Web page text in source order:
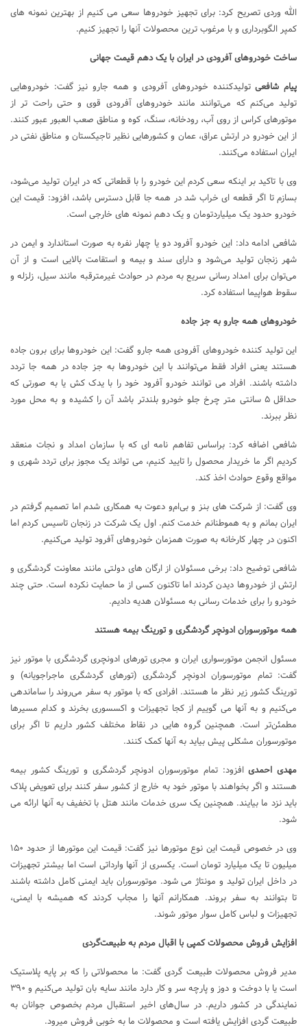
الله وردی تصریح کرد: برای تجهیز خودروها سعی می کنیم از بهترین نمونه های
کمپر الگوبرداری و با مرغوب ترین محصولات آنها را تجهیز کنیم.
ساخت خودروهای آفرودی در ایران با یک دهم قیمت جهانی
پیام شافعیتولیدکننده خودروهای آفرودی و همه جارو نیز گفت: خودروهایی
تولید می‌کنم که می‌توانند مانند خودروهای آفرودی قوی و حتی راحت تر از
موتورهای کراس از روی آب، رودخانه، سنگ، کوه و مناطق صعب العبور عبور کنند.
از این خودرو در ارتش عراق، عمان و کشورهایی نظیر تاجیکستان و مناطق نفتی در
ایران استفاده می‌کنند.
وی با تاکید بر اینکه سعی کردم این خودرو را با قطعاتی که در ایران تولید می‌شود،
بسازم تا اگر قطعه ای خراب شد در همه جا قابل دسترس باشد، افزود: قیمت این
خودرو حدود یک میلیاردتومان و یک دهم نمونه های خارجی است.
شافعی ادامه داد: این خودرو آفرود دو یا چهار نفره به صورت استاندارد و ایمن در
شهر زنجان تولید می‌شود و دارای سند و بیمه و استقامت بالایی است و از آن
می‌توان برای امداد رسانی سریع به مردم در حوادث غیرمترقبه مانند سیل، زلزله و
سقوط هواپیما استفاده کرد.
خودروهای همه جارو به جز جاده
این تولید کننده خودروهای آفرودی همه جارو گفت: این خودروها برای برون جاده
هستند یعنی افراد فقط می‌توانند با این خودروها به جز جاده در همه جا تردد
داشته باشند. افراد می توانند خودرو آفرود خود را با یدک کش یا به صورتی که
حداقل ۵ سانتی متر چرخ جلو خودرو بلندتر باشد آن را کشیده و به محل مورد
نظر ببرند.
شافعی اضافه کرد: براساس تفاهم نامه ای که با سازمان امداد و نجات منعقد
کردیم اگر ما خریدار محصول را تایید کنیم، می تواند یک مجوز برای تردد شهری و
مواقع وقوع حوادث اخذ کند.
وی گفت: از شرکت های بنز و بی‌ام‌و دعوت به همکاری شدم اما تصمیم گرفتم در
ایران بمانم و به هموطنانم خدمت کنم. اول یک شرکت در زنجان تاسیس کردم اما
اکنون در چهار کارخانه به صورت همزمان خودروهای آفرود تولید می‌کنیم.
شافعی توضیح داد: برخی مسئولان از ارگان های دولتی مانند معاونت گردشگری و
ارتش از خودروها دیدن کردند اما تاکنون کسی از ما حمایت نکرده است. حتی چند
خودرو را برای خدمات رسانی به مسئولان هدیه دادیم.
همه موتورسوران ادونچر گردشگری و تورینگ بیمه هستند
مسئول انجمن موتورسواری ایران و مجری تورهای ادونچری گردشگری با موتور نیز
گفت: تمام موتورسوران ادونچر گردشگری (تورهای گردشگری ماجراجویانه) و
تورینگ کشور زیر نظر ما هستند. افرادی که با موتور به سفر می‌روند را ساماندهی
می‌کنیم و به آنها می گوییم از کجا تجهیزات و اکسسوری بخرند و کدام مسیرها
مطمئن‌تر است. همچنین گروه هایی در نقاط مختلف کشور داریم تا اگر برای
موتورسوران مشکلی پیش بیاید به آنها کمک کنند.
مهدی احمدیافزود: تمام موتورسوران ادونچر گردشگری و تورینگ کشور بیمه
هستند و اگر بخواهند با موتور خود به خارج از کشور سفر کنند برای تعویض پلاک
باید نزد ما بیایند. همچنین یک سری خدمات مانند هتل با تخفیف به آنها ارائه می
شود.
وی در خصوص قیمت این نوع موتورها نیز گفت: قیمت این موتورها از حدود ۱۵۰
میلیون تا یک میلیارد تومان است. یکسری از آنها وارداتی است اما بیشتر تجهیزات
در داخل ایران تولید و مونتاژ می شود. موتورسوران باید ایمنی کامل داشته باشند
تا بتوانند به سفر بروند. همکارانم آنها را مجاب کردند که همیشه با ایمنی،
تجهیزات و لباس کامل سوار موتور شوند.
افزایش فروش محصولات کمپی با اقبال مردم به طبیعت‌گردی
مدیر فروش محصولات طبیعت گردی گفت: ما محصولاتی را که بر پایه پلاستیک
است یا با دوخت و دوز و پارچه سر و کار دارد مانند سایه بان تولید می‌کنیم و ۳۹۰
نمایندگی در کشور داریم. در سال‌های اخیر استقبال مردم بخصوص جوانان به
طبیعت گردی افزایش یافته است و محصولات ما به خوبی فروش میرود.